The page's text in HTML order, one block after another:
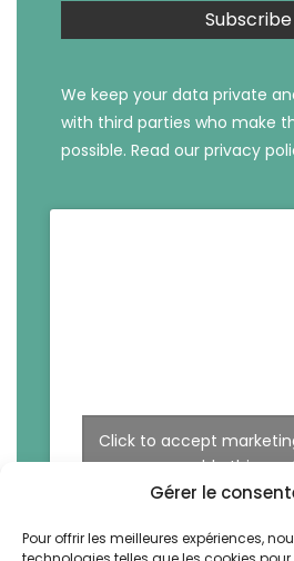
Gérer le
Pour offrir les meilleures expériences,
We keep your data private
with third parties who make
possible. Read our privacy
Click to accept
enable this